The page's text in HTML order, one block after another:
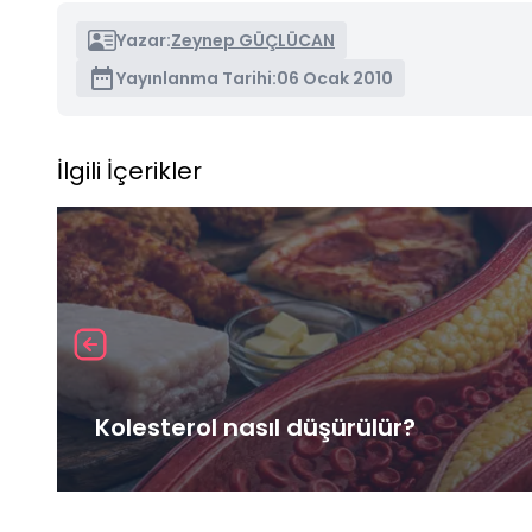
Yazar:Zeynep GÜÇLÜCAN
Yayınlanma Tarihi:06 Ocak 2010
İlgili İçerikler
Kolesterol nasıl düşürülür?